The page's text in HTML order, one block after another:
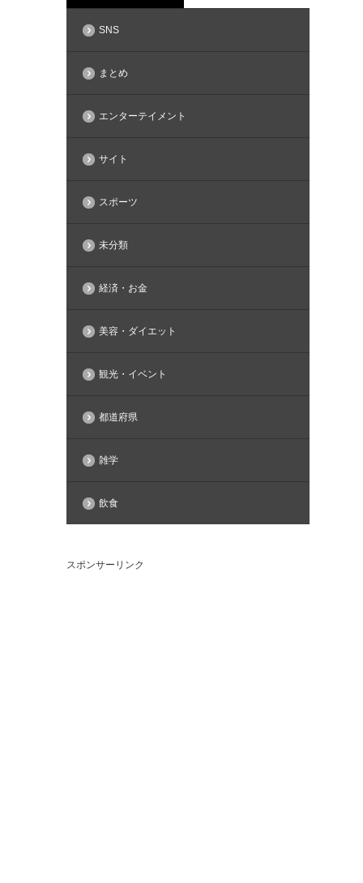
SNS
まとめ
エンターテイメント
サイト
スポーツ
未分類
経済・お金
美容・ダイエット
観光・イベント
都道府県
雑学
飲食
スポンサーリンク